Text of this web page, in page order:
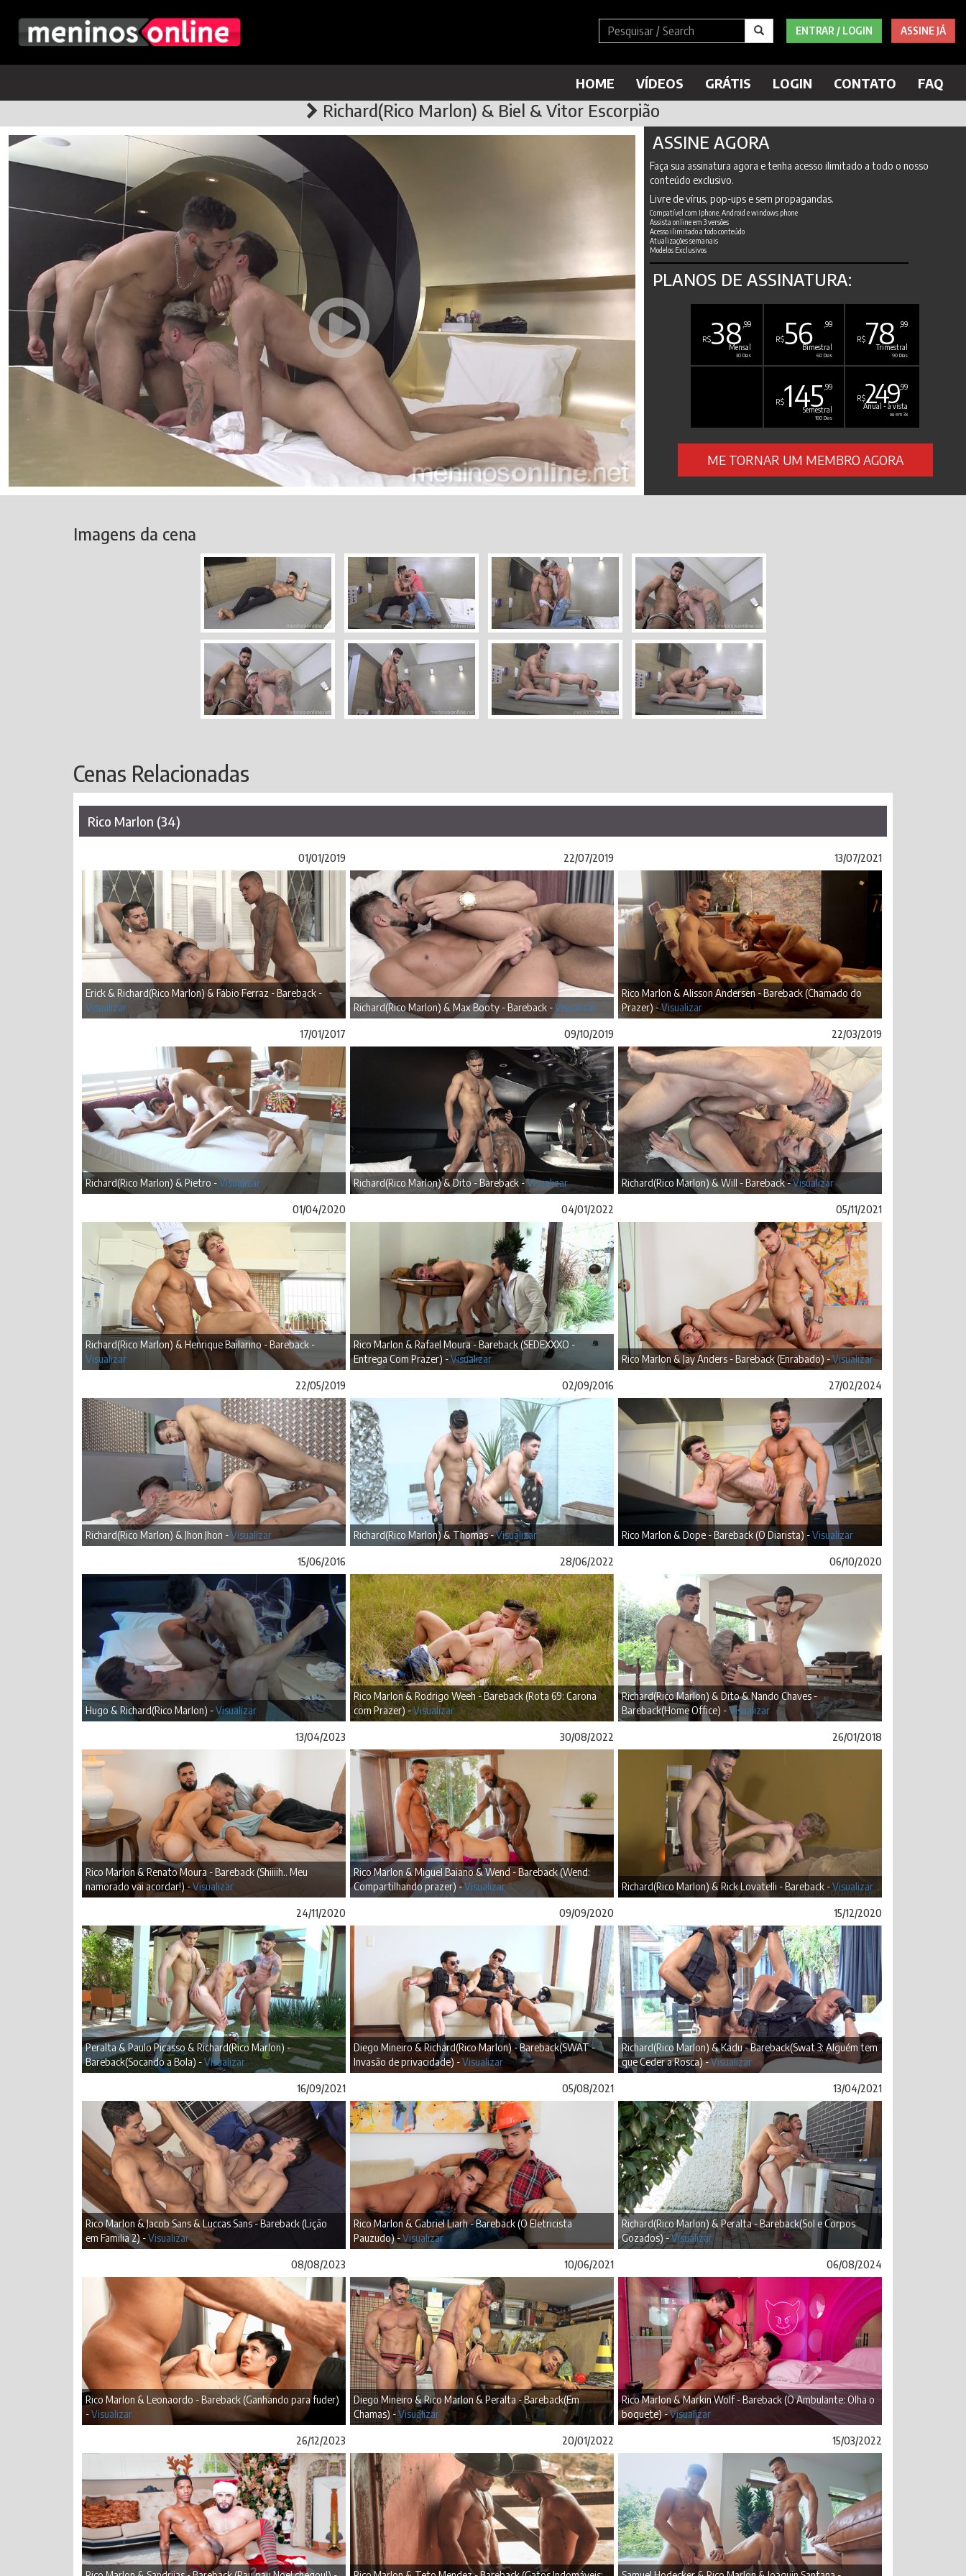
ENTRAR / LOGIN ASSINE JÁ
HOME VÍDEOS GRÁTIS LOGIN CONTATO FAQ
Richard(Rico Marlon) & Biel & Vitor Escorpião
ASSINE AGORA
Faça sua assinatura agora e tenha acesso ilimitado a todo o nosso
conteúdo exclusivo.
Livre de vírus, pop-ups e sem propagandas.
Compatível com Iphone, Android e windows phone
Assista online em 3 versões
Acesso ilimitado a todo conteúdo
Atualizações semanais
Modelos Exclusivos
PLANOS DE ASSINATURA:
R$38 ,99
Mensal
30 Dias
R$56 ,99
Bimestral
60 Dias
R$78 ,99
Trimestral
90 Dias
R$145,99
Semestral
180 Dias
R$249,99
Anual - à vista
ou em 3x
ME TORNAR UM MEMBRO AGORA
Imagens da cena
Cenas Relacionadas
Rico Marlon (34)
01/01/2019
Erick & Richard(Rico Marlon) & Fábio Ferraz - Bareback -
Visualizar
22/07/2019
Richard(Rico Marlon) & Max Booty - Bareback -Visualizar
13/07/2021
Rico Marlon & Alisson Andersen - Bareback (Chamado do
Prazer) -Visualizar
17/01/2017
Richard(Rico Marlon) & Pietro -Visualizar
09/10/2019
Richard(Rico Marlon) & Dito - Bareback -Visualizar
22/03/2019
Richard(Rico Marlon) & Will - Bareback -Visualizar
01/04/2020
Richard(Rico Marlon) & Henrique Bailarino - Bareback -
Visualizar
04/01/2022
Rico Marlon & Rafael Moura - Bareback (SEDEXXXO -
Entrega Com Prazer) -Visualizar
05/11/2021
Rico Marlon & Jay Anders - Bareback (Enrabado) -Visualizar
22/05/2019
Richard(Rico Marlon) & Jhon Jhon -Visualizar
02/09/2016
Richard(Rico Marlon) & Thomas -Visualizar
27/02/2024
Rico Marlon & Dope - Bareback (O Diarista) -Visualizar
15/06/2016
Hugo & Richard(Rico Marlon) -Visualizar
28/06/2022
Rico Marlon & Rodrigo Weeh - Bareback (Rota 69: Carona
com Prazer) -Visualizar
06/10/2020
Richard(Rico Marlon) & Dito & Nando Chaves -
Bareback(Home Office) -Visualizar
13/04/2023
Rico Marlon & Renato Moura - Bareback (Shiiiih.. Meu
namorado vai acordar!) -Visualizar
30/08/2022
Rico Marlon & Miguel Baiano & Wend - Bareback (Wend:
Compartilhando prazer) -Visualizar
26/01/2018
Richard(Rico Marlon) & Rick Lovatelli - Bareback -Visualizar
24/11/2020
Peralta & Paulo Picasso & Richard(Rico Marlon) -
Bareback(Socando a Bola) -Visualizar
09/09/2020
Diego Mineiro & Richard(Rico Marlon) - Bareback(SWAT -
Invasão de privacidade) -Visualizar
15/12/2020
Richard(Rico Marlon) & Kadu - Bareback(Swat 3: Alguém tem
que Ceder a Rosca) -Visualizar
16/09/2021
Rico Marlon & Jacob Sans & Luccas Sans - Bareback (Lição
em Familia 2) -Visualizar
05/08/2021
Rico Marlon & Gabriel Liarh - Bareback (O Eletricista
Pauzudo) -Visualizar
13/04/2021
Richard(Rico Marlon) & Peralta - Bareback(Sol e Corpos
Gozados) -Visualizar
08/08/2023
Rico Marlon & Leonaordo - Bareback (Ganhando para fuder)
-Visualizar
10/06/2021
Diego Mineiro & Rico Marlon & Peralta - Bareback(Em
Chamas) -Visualizar
06/08/2024
Rico Marlon & Markin Wolf - Bareback (O Ambulante: Olha o
boquete) -Visualizar
26/12/2023 20/01/2022 15/03/2022